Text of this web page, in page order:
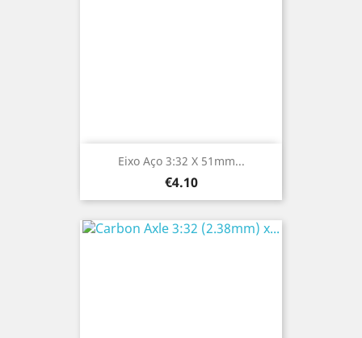
Eixo Aço 3:32 X 51mm...
Price
€4.10